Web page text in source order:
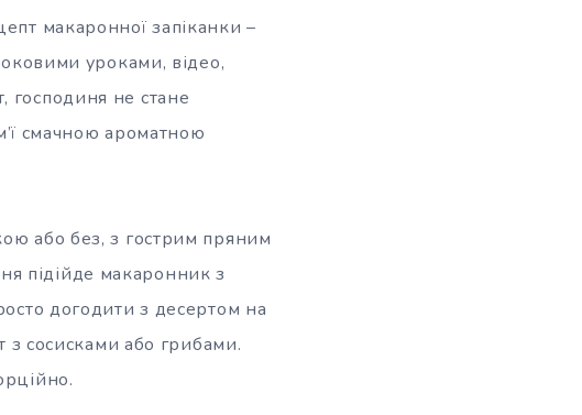
макаронної запіканки –
уроками, відео,
господиня не стане
смачною ароматною
або без, з гострим пряним
підійде макаронник з
догодити з десертом на
з сосисками або грибами.